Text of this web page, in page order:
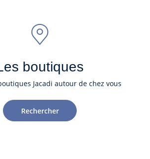
boutiques
Jacadi autour de chez vous
Rechercher